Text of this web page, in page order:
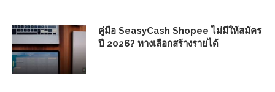
คู่มือ SeasyCash Shopee ไม่มีให้สมัคร
ปี 2026? ทางเลือกสร้างรายได้